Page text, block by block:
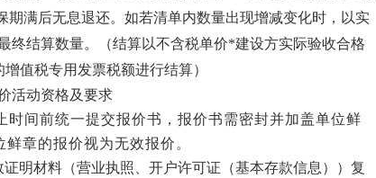
期满后无息退还。如若清单内数量出现增减变化时，以实
终结算数量。
（结算以不含税单价*建设方实际验收合格
值税专用发票税额进行结算）
活动资格及要求
时间前统一提交报价书 ，报价书需密封并加盖单位鲜
鲜章的报价视为无效报价。
证明材料（营业执照、开户许可证 （基本存款信息）
）复